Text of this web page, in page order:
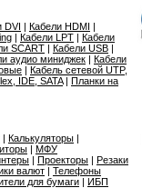
DVI | Кабели HDMI |
| Кабели LPT | Кабели
SCART | Кабели USB |
аудио миниджек | Кабели
| Кабель сетевой UTP,
IDE, SATA| Планки на
| Калькуляторы |
| МФУ
| Проекторы | Резаки
валют | Телефоны
для бумаги | ИБП